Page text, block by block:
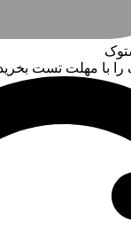
با مهلت تست بخرید.